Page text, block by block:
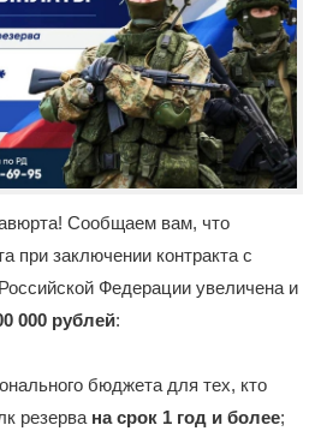
Сообщаем вам, что
при заключении контракта с
Федерации увеличена и
000 рублей:
бюджета для тех, кто
резерва на срок 1 год и более;